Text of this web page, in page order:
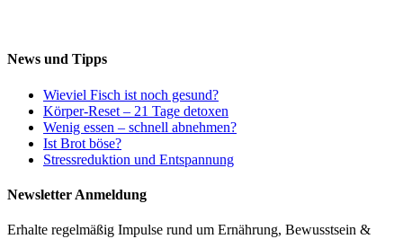
News und Tipps
Wieviel Fisch ist noch gesund?
Körper-Reset – 21 Tage detoxen
Wenig essen – schnell abnehmen?
Ist Brot böse?
Stressreduktion und Entspannung
Newsletter Anmeldung
Erhalte regelmäßig Impulse rund um Ernährung, Bewusstsein &